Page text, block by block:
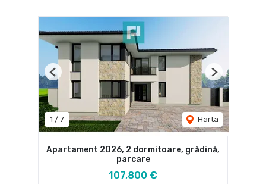
1 / 7 Harta
Previous Next
Apartament 2026, 2 dormitoare, grădină,
parcare
107,800 €